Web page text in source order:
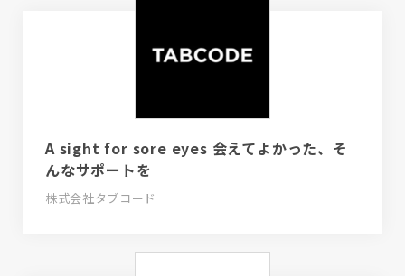
A sight for sore eyes 会えてよかった、そ
んなサポートを
株式会社タブコード